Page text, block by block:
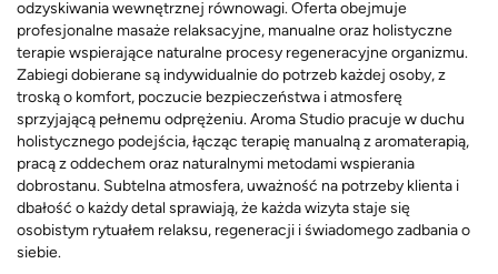
odzyskiwania wewnętrznej równowagi. Oferta obejmuje
profesjonalne masaże relaksacyjne, manualne oraz holistyczne
terapie wspierające naturalne procesy regeneracyjne organizmu.
Zabiegi dobierane są indywidualnie do potrzeb każdej osoby, z
troską o komfort, poczucie bezpieczeństwa i atmosferę
sprzyjającą pełnemu odprężeniu. Aroma Studio pracuje w duchu
holistycznego podejścia, łącząc terapię manualną z aromaterapią,
pracą z oddechem oraz naturalnymi metodami wspierania
dobrostanu. Subtelna atmosfera, uważność na potrzeby klienta i
dbałość o każdy detal sprawiają, że każda wizyta staje się
osobistym rytuałem relaksu, regeneracji i świadomego zadbania o
siebie.